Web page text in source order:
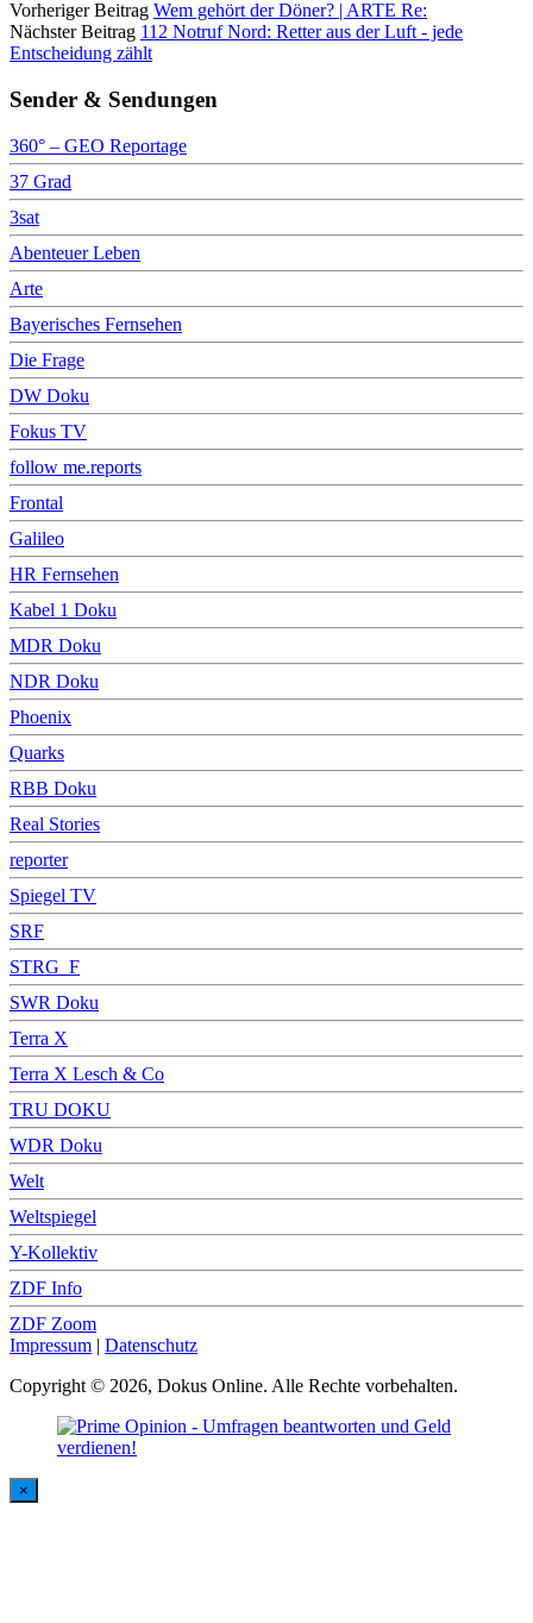
Vorheriger Beitrag Wem gehört der Döner? | ARTE Re:
Nächster Beitrag 112 Notruf Nord: Retter aus der Luft - jede
Entscheidung zählt
Sender & Sendungen
360° – GEO Reportage
37 Grad
3sat
Abenteuer Leben
Arte
Bayerisches Fernsehen
Die Frage
DW Doku
Fokus TV
follow me.reports
Frontal
Galileo
HR Fernsehen
Kabel 1 Doku
MDR Doku
NDR Doku
Phoenix
Quarks
RBB Doku
Real Stories
reporter
Spiegel TV
SRF
STRG_F
SWR Doku
Terra X
Terra X Lesch & Co
TRU DOKU
WDR Doku
Welt
Weltspiegel
Y-Kollektiv
ZDF Info
ZDF Zoom
Impressum | Datenschutz
Copyright © 2026, Dokus Online. Alle Rechte vorbehalten.
×